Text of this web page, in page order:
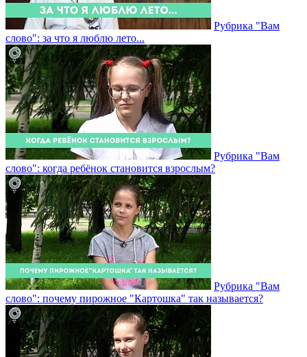
Рубрика "Вам
слово": за что я люблю лето...
Рубрика "Вам
слово": когда ребёнок становится взрослым?
Рубрика "Вам
слово": почему пирожное "Картошка" так называется?